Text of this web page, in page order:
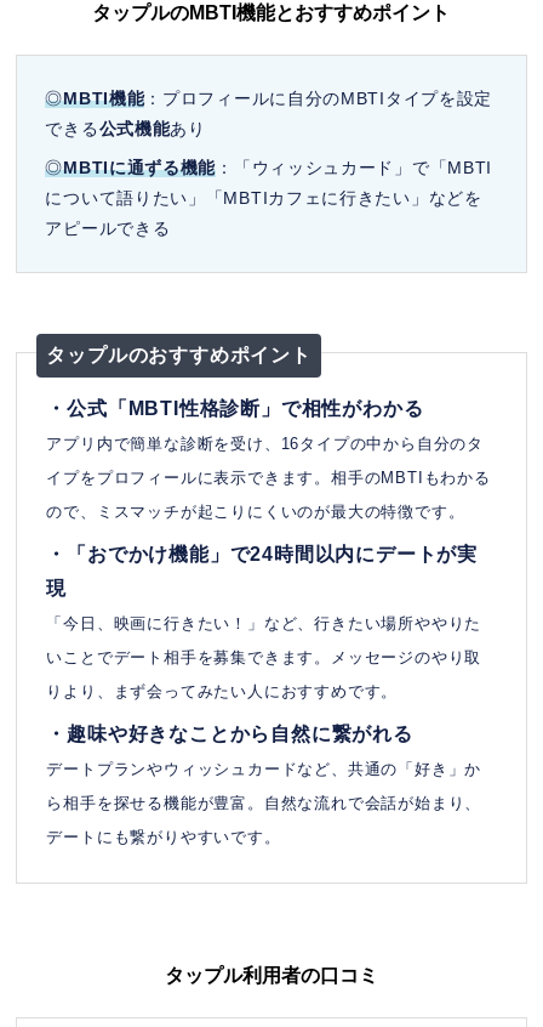
タップルのMBTI機能とおすすめポイント
◎MBTI機能：プロフィールに自分のMBTIタイプを設定
できる公式機能あり
◎MBTIに通ずる機能 ：「ウィッシュカード」で「MBTI
について語りたい」「MBTIカフェに行きたい」などを
アピールできる
タップルのおすすめポイント
・公式「MBTI性格診断」で相性がわかる
アプリ内で簡単な診断を受け、16タイプの中から自分のタ
イプをプロフィールに表示できます。相手のMBTIもわかる
ので、ミスマッチが起こりにくいのが最大の特徴です。
・「おでかけ機能」で24時間以内にデートが実
現
「今日、映画に行きたい！」など、行きたい場所ややりた
いことでデート相手を募集できます。メッセージのやり取
りより、まず会ってみたい人におすすめです。
・趣味や好きなことから自然に繋がれる
デートプランやウィッシュカードなど、共通の「好き」か
ら相手を探せる機能が豊富。自然な流れで会話が始まり、
デートにも繋がりやすいです。
タップル利用者の口コミ